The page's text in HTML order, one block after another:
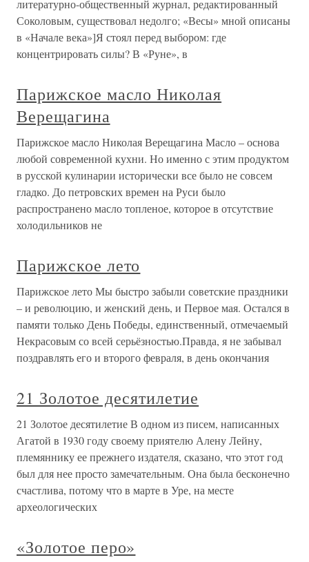
литературно-общественный журнал, редактированный
Соколовым, существовал недолго; «Весы» мной описаны
в «Начале века»]Я стоял перед выбором: где
концентрировать силы? В «Руне», в
Парижское масло Николая
Верещагина
Парижское масло Николая Верещагина Масло – основа
любой современной кухни. Но именно с этим продуктом
в русской кулинарии исторически все было не совсем
гладко. До петровских времен на Руси было
распространено масло топленое, которое в отсутствие
холодильников не
Парижское лето
Парижское лето Мы быстро забыли советские праздники
– и революцию, и женский день, и Первое мая. Остался в
памяти только День Победы, единственный, отмечаемый
Некрасовым со всей серьёзностью.Правда, я не забывал
поздравлять его и второго февраля, в день окончания
21 Золотое десятилетие
21 Золотое десятилетие В одном из писем, написанных
Агатой в 1930 году своему приятелю Алену Лейну,
племяннику ее прежнего издателя, сказано, что этот год
был для нее просто замечательным. Она была бесконечно
счастлива, потому что в марте в Уре, на месте
археологических
«Золотое перо»